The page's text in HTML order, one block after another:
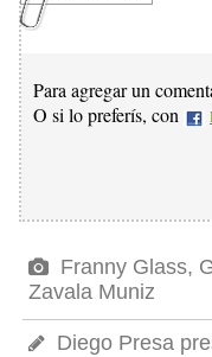
Para agregar un
O si lo preferís, con
Franny Glass,
Zavala Muniz
Diego Presa